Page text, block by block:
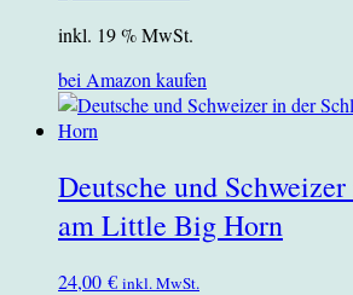
inkl. 19 % MwSt.
bei Amazon kaufen
Deutsche und
am Little Big Horn
24,00 € inkl. MwSt.